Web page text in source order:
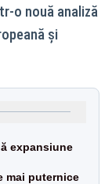
o nouă analiză
și
expansiune
mai puternice